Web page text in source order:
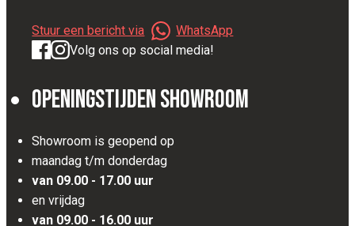
Stuur een bericht via
WhatsApp
Volg ons op social media!
Openingstijden Showroom
Showroom is geopend op
maandag t/m donderdag
van 09.00 - 17.00 uur
en vrijdag
van 09.00 - 16.00 uur